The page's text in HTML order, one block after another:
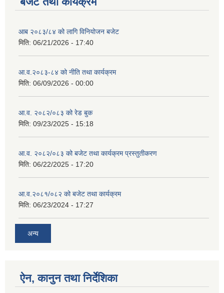
आब २०८३/८४ को लागि विनियोजन बजेट
मिति: 06/21/2026 - 17:40
आ.व.२०८३-८४ को नीति तथा कार्यक्रम
मिति: 06/09/2026 - 00:00
आ.व. २०८२/०८३ को रेड बुक
मिति: 09/23/2025 - 15:18
आ.व. २०८२/०८३ को बजेट तथा कार्यक्रम प्रस्तुतीकरण
मिति: 06/22/2025 - 17:20
आ.व.२०८१/०८२ को बजेट तथा कार्यक्रम
मिति: 06/23/2024 - 17:27
अन्य
ऐन, कानुन तथा निर्देशिका